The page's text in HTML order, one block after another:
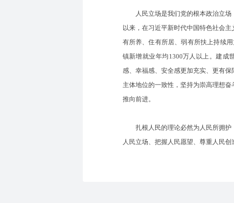
人民立场是我们党的根本政治立场
以来，在习近平新时代中国特色社会
有所养、住有所居、弱有所扶上持续
镇新增就业年均1300万人以上。建成
感、幸福感、安全感更加充实、更有
主体地位的一致性，坚持为崇高理想
推向前进。
扎根人民的理论必然为人民所拥护
人民立场、把握人民愿望、尊重人民